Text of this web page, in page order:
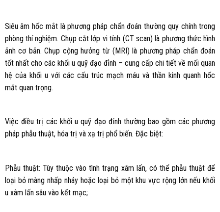
Siêu âm hốc mắt là phương pháp chẩn đoán thường quy chính trong
phòng thí nghiệm. Chụp cắt lớp vi tính (CT scan) là phương thức hình
ảnh cơ bản. Chụp cộng hưởng từ (MRI) là phương pháp chẩn đoán
tốt nhất cho các khối u quỹ đạo đỉnh – cung cấp chi tiết về mối quan
hệ của khối u với các cấu trúc mạch máu và thần kinh quanh hốc
mắt quan trọng.
Việc điều trị các khối u quỹ đạo đỉnh thường bao gồm các phương
pháp phẫu thuật, hóa trị và xạ trị phổ biến. Đặc biệt:
Phẫu thuật: Tùy thuộc vào tình trạng xâm lấn, có thể phẫu thuật để
loại bỏ màng nhấp nháy hoặc loại bỏ một khu vực rộng lớn nếu khối
u xâm lấn sâu vào kết mạc;